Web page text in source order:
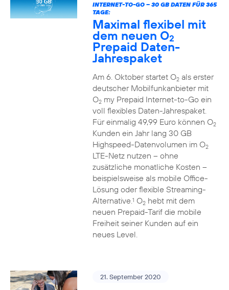
INTERNET-TO-GO – 30 GB DATEN FÜR 365
TAGE:
Maximal flexibel mit
dem neuen O2
Prepaid Daten-
Jahrespaket
Am 6. Oktober startet O2als erster
deutscher Mobilfunkanbieter mit
O2my Prepaid Internet-to-Go ein
voll flexibles Daten-Jahrespaket.
Für einmalig 49,99 Euro können O2
Kunden ein Jahr lang 30 GB
Highspeed-Datenvolumen im O2
LTE-Netz nutzen – ohne
zusätzliche monatliche Kosten –
beispielsweise als mobile Office-
Lösung oder flexible Streaming-
Alternative.1 O2hebt mit dem
neuen Prepaid-Tarif die mobile
Freiheit seiner Kunden auf ein
neues Level.
21. September 2020